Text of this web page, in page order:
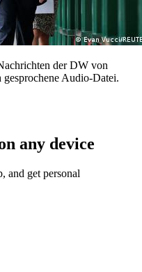
der DW von
Audio-Datei.
any device
and get personal